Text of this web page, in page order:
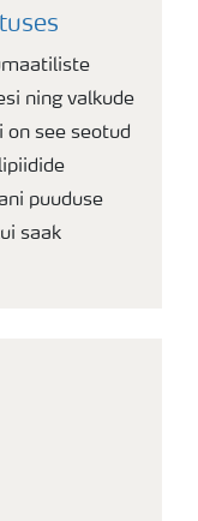
ning valkude
see seotud
puuduse
saak